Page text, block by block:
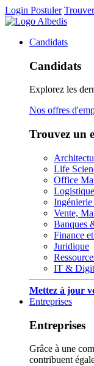
Login Postuler
Candidats
Candidats
Explorez les
Nos offres
Trouvez un
Life
Office
Vente,
Banques
Finance
Juridique
IT &
Mettez à jour
Entreprises
Entreprises
Grâce à une
contribuent